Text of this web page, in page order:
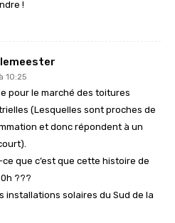
!
10:25
pour le marché des toitures
(Lesquelles sont proches de
et donc répondent à un
que c’est que cette histoire de
???
installations solaires du Sud de la